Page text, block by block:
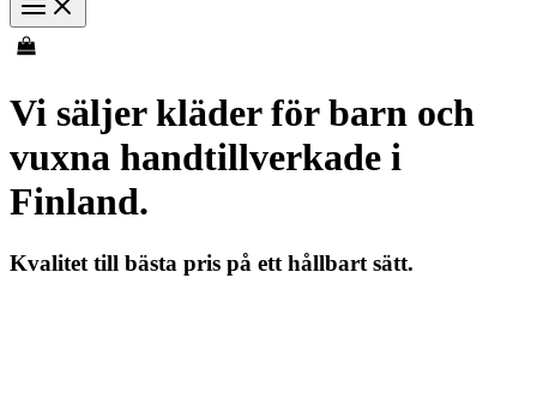
Vi säljer kläder för barn och
vuxna handtillverkade i
Finland.
Kvalitet till bästa pris på ett hållbart sätt.